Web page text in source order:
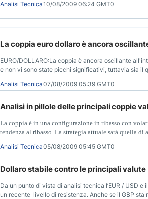
Analisi Tecnica10/08/2009 06:24 GMT0
La coppia euro dollaro è ancora
EURO/DOLLARO:La coppia è ancora oscillante
e non vi sono state picchi significativi, tuttavia sia il
Analisi Tecnica07/08/2009 05:39 GMT0
Analisi in pillole delle principali coppie
La coppia é in una configurazione in ribasso con
tendenza al ribasso. La strategia attuale sarà quella
qualsiasi posizione.
Analisi Tecnica05/08/2009 05:45 GMT0
Dollaro stabile contro le principali valute
Da un punto di vista di analisi tecnica l’EUR / USD
un recente livello di resistenza. Anche se il GBP